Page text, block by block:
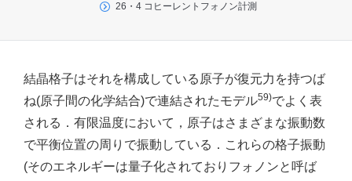
光基礎・光源
ン
サービス
26・4 コヒーレントフォノン計測
結晶格子はそれを構成している原子が復元力を持つば
ね(原子間の化学結合)で連結されたモデル59)でよく表
される．有限温度において，原子はさまざまな振動数
で平衡位置の周りで振動している．これらの格子振動
(そのエネルギーは量子化されておりフォノンと呼ば